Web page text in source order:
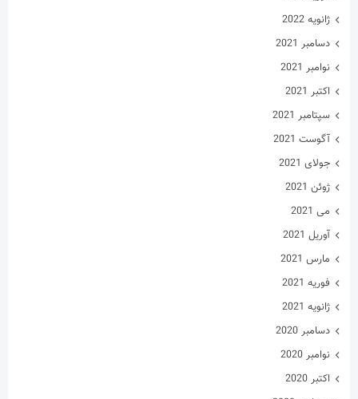
سپتامبر 2021
آگوست 2021
جولای 2021
ژوئن 2021
آوریل 2021
مارس 2021
فوریه 2021
ژانویه 2021
دسامبر 2020
نوامبر 2020
اکتبر 2020
سپتامبر 2020
آگوست 2020
جولای 2020
ژوئن 2020